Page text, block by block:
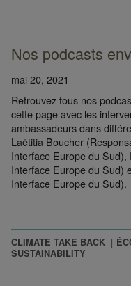
Nos podcasts
mai 20, 2021
Retrouvez tous nos
cette page avec les
ambassadeurs dans
Laëtitia Boucher
Interface Europe du
Interface Europe du Sud)
Interface Europe du Sud).
CLIMATE TAKE BACK
SUSTAINABILITY